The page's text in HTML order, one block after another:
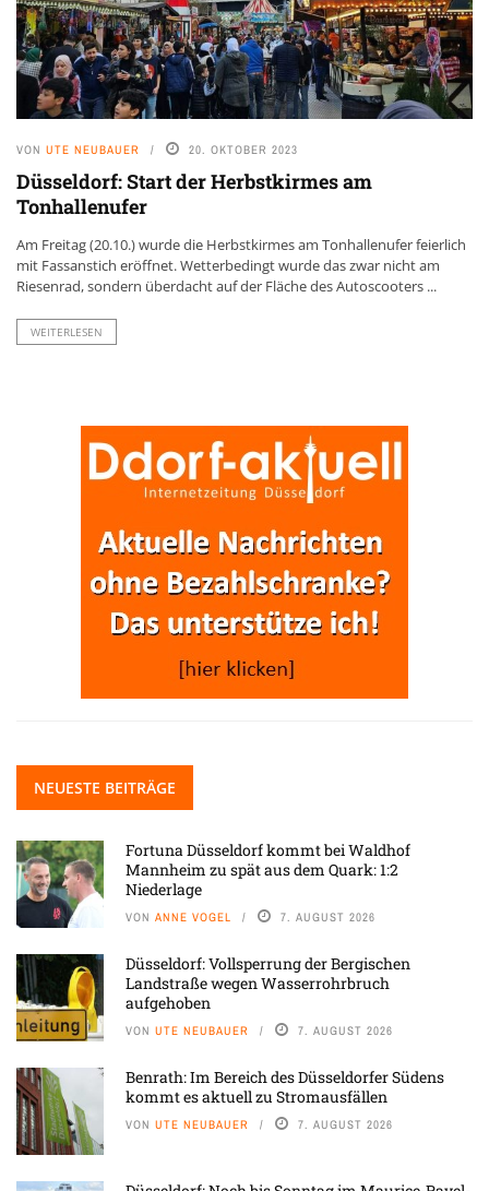
VON UTE NEUBAUER 20. OKTOBER 2023
Düsseldorf: Start der Herbstkirmes am
Tonhallenufer
Am Freitag (20.10.) wurde die Herbstkirmes am Tonhallenufer feierlich
mit Fassanstich eröffnet. Wetterbedingt wurde das zwar nicht am
Riesenrad, sondern überdacht auf der Fläche des Autoscooters ...
WEITERLESEN
NEUESTE BEITRÄGE
Fortuna Düsseldorf kommt bei Waldhof
Mannheim zu spät aus dem Quark: 1:2
Niederlage
VON ANNE VOGEL 7. AUGUST 2026
Düsseldorf: Vollsperrung der Bergischen
Landstraße wegen Wasserrohrbruch
aufgehoben
VON UTE NEUBAUER 7. AUGUST 2026
Benrath: Im Bereich des Düsseldorfer Südens
kommt es aktuell zu Stromausfällen
VON UTE NEUBAUER 7. AUGUST 2026